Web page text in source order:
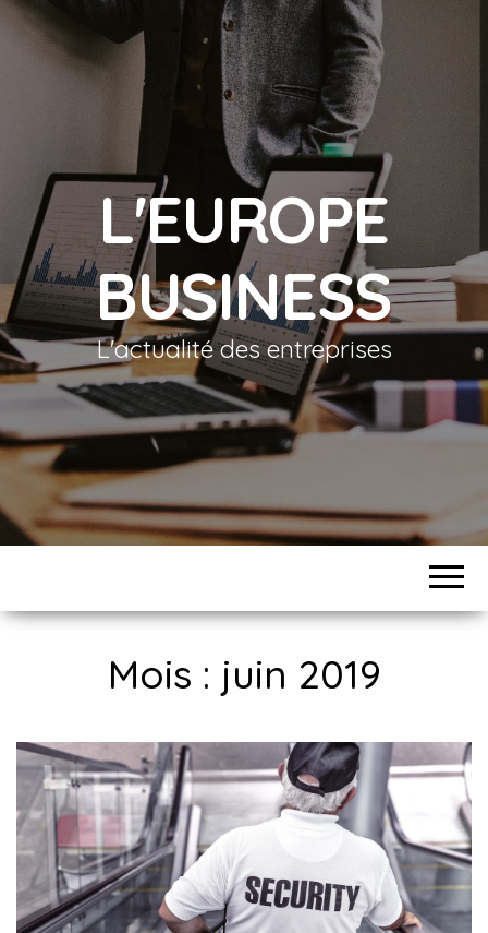
L'EUROPE
BUSINESS
L'actualité des entreprises
Mois : juin 2019